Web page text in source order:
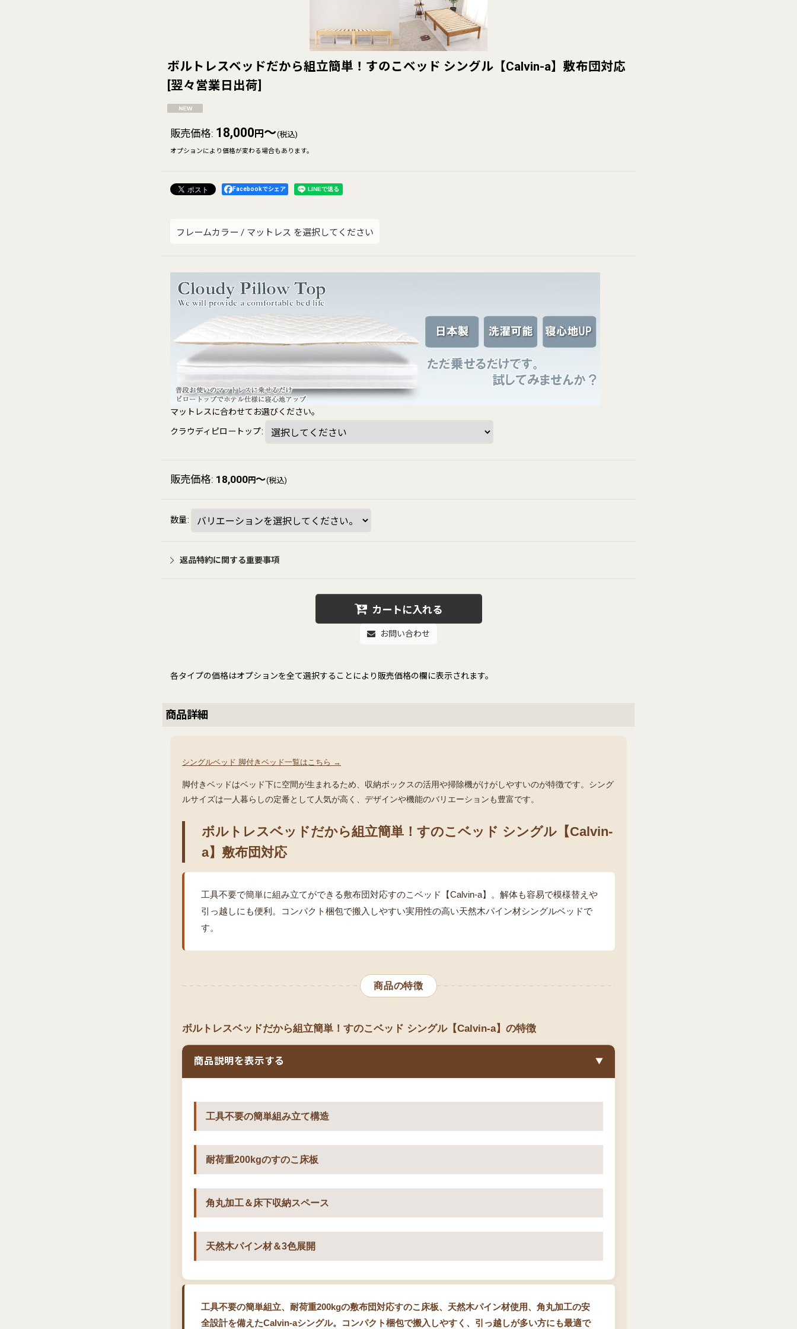
ボルトレスベッドだから組立簡単！すのこベッド シングル【Calvin-a】敷布団対応
[翌々営業日出荷]
販売価格: 18,000 円 ～(税込)
オプションにより価格が変わる場合もあります。
Facebookでシェア
フレームカラー / マットレス を選択してください
マットレスに合わせてお選びください。
クラウディピロートップ:
販売価格: 18,000円～(税込)
数量:
返品特約に関する重要事項
カートに入れる
お問い合わせ
各タイプの価格はオプションを全て選択することにより販売価格の欄に表示されます。
商品詳細
シングルベッド 脚付きベッド一覧はこちら →
脚付きベッドはベッド下に空間が生まれるため、収納ボックスの活用や掃除機がけがしやすいのが特徴です。シング
ルサイズは一人暮らしの定番として人気が高く、デザインや機能のバリエーションも豊富です。
ボルトレスベッドだから組立簡単！すのこベッド シングル【Calvin-
a】敷布団対応
工具不要で簡単に組み立てができる敷布団対応すのこベッド【Calvin-a】。解体も容易で模様替えや
引っ越しにも便利。コンパクト梱包で搬入しやすい実用性の高い天然木パイン材シングルベッドで
す。
商品の特徴
ボルトレスベッドだから組立簡単！すのこベッド シングル【Calvin-a】の特徴
商品説明を表示する ▼
工具不要の簡単組み立て構造
耐荷重200kgのすのこ床板
角丸加工＆床下収納スペース
天然木パイン材＆3色展開
工具不要の簡単組立、耐荷重200kgの敷布団対応すのこ床板、天然木パイン材使用、角丸加工の安
全設計を備えたCalvin-aシングル。コンパクト梱包で搬入しやすく、引っ越しが多い方にも最適で